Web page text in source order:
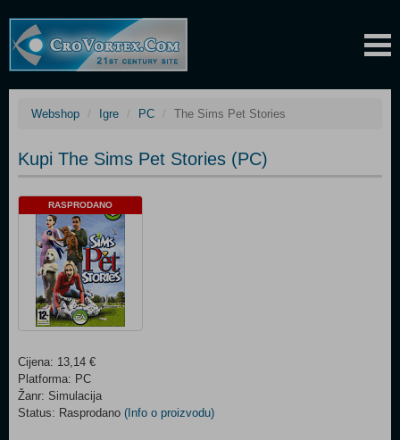
Webshop Igre PC The Sims Pet Stories
Kupi The Sims Pet Stories (PC)
RASPRODANO
Cijena: 13,14 €
Platforma: PC
Žanr: Simulacija
Status: Rasprodano (Info o proizvodu)